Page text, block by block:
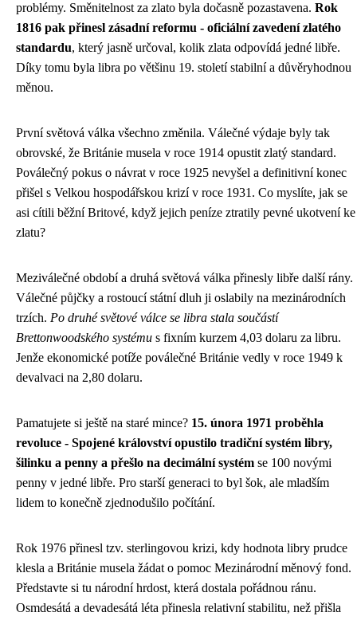
problémy. Směnitelnost za zlato byla dočasně pozastavena. Rok
1816 pak přinesl zásadní reformu - oficiální zavedení zlatého
standardu, který jasně určoval, kolik zlata odpovídá jedné libře.
Díky tomu byla libra po většinu 19. století stabilní a důvěryhodnou
měnou.
První světová válka všechno změnila. Válečné výdaje byly tak
obrovské, že Británie musela v roce 1914 opustit zlatý standard.
Poválečný pokus o návrat v roce 1925 nevyšel a definitivní konec
přišel s Velkou hospodářskou krizí v roce 1931. Co myslíte, jak se
asi cítili běžní Britové, když jejich peníze ztratily pevné ukotvení ke
zlatu?
Meziválečné období a druhá světová válka přinesly libře další rány.
Válečné půjčky a rostoucí státní dluh ji oslabily na mezinárodních
trzích. Po druhé světové válce se libra stala součástí
Brettonwoodského systému s fixním kurzem 4,03 dolaru za libru.
Jenže ekonomické potíže poválečné Británie vedly v roce 1949 k
devalvaci na 2,80 dolaru.
Pamatujete si ještě na staré mince? 15. února 1971 proběhla
revoluce - Spojené království opustilo tradiční systém libry,
šilinku a penny a přešlo na decimální systém se 100 novými
penny v jedné libře. Pro starší generaci to byl šok, ale mladším
lidem to konečně zjednodušilo počítání.
Rok 1976 přinesl tzv. sterlingovou krizi, kdy hodnota libry prudce
klesla a Británie musela žádat o pomoc Mezinárodní měnový fond.
Představte si tu národní hrdost, která dostala pořádnou ránu.
Osmdesátá a devadesátá léta přinesla relativní stabilitu, než přišla